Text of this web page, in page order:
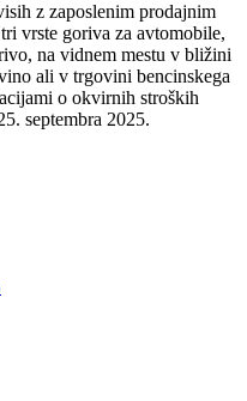
z zaposlenim prodajnim
vrste goriva za avtomobile,
na vidnem mestu v bližini
ali v trgovini bencinskega
o okvirnih stroških
septembra 2025.